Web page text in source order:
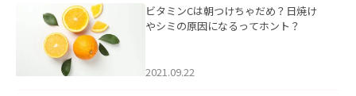
ビタミンCは朝つけちゃだめ？日焼け
やシミの原因になるってホント？
2021.09.22